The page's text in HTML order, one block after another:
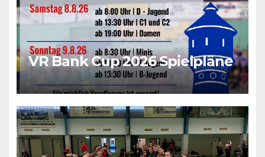
VR Bank Cup 2026 Spielpläne